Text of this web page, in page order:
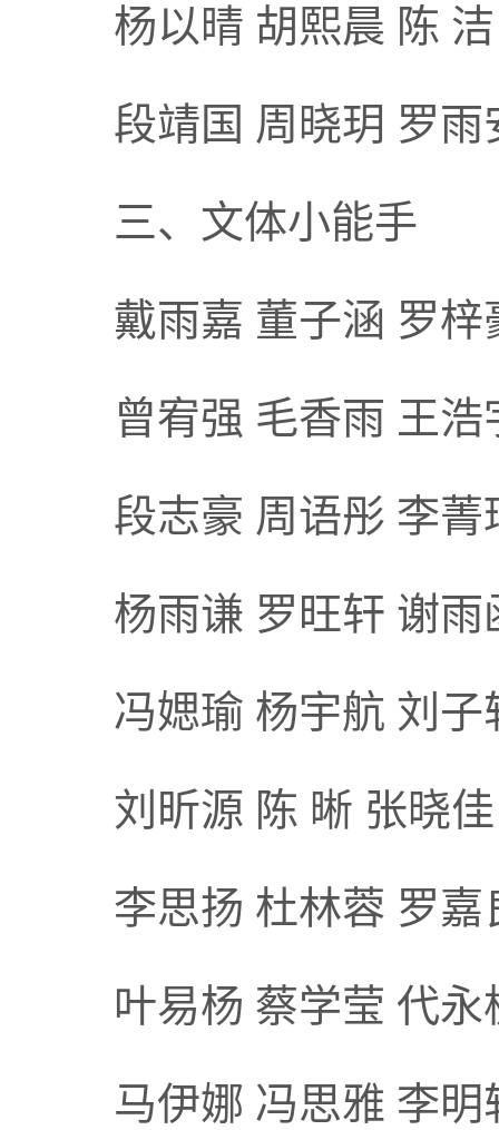
杨以晴 胡熙晨 陈
段靖国 周晓玥 罗雨
三、文体小能手
戴雨嘉 董子涵 罗
曾宥强 毛香雨 王
段志豪 周语彤 李
杨雨谦 罗旺轩 谢
冯媤瑜 杨宇航 刘
刘昕源 陈 晰 张晓
李思扬 杜林蓉 罗
叶易杨 蔡学莹 代
马伊娜 冯思雅 李